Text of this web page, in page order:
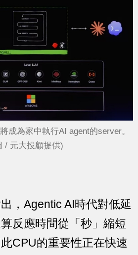
成為家中執行AI agent的server。
/ 元大投顧提供)
，Agentic AI時代對低延
反應時間從「秒」縮短
CPU的重要性正在快速